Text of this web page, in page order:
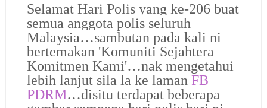
Selamat Hari Polis yang ke-206 buat
semua anggota polis seluruh
Malaysia…sambutan pada kali ni
bertemakan 'Komuniti Sejahtera
Komitmen Kami'…nak mengetahui
lebih lanjut sila la ke laman FB
PDRM…disitu terdapat beberapa